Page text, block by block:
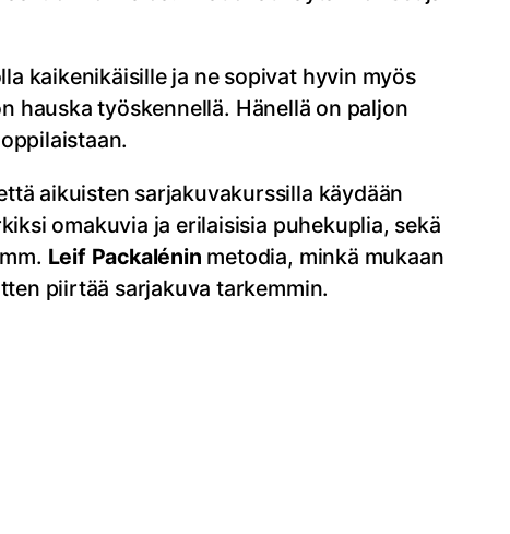
kaikenikäisille ja ne sopivat hyvin myös
hauska työskennellä. Hänellä on paljon
aikuisten sarjakuvakurssilla käydään
omakuvia ja erilaisisia puhekuplia, sekä
Leif Packalénin metodia, minkä mukaan
piirtää sarjakuva tarkemmin.